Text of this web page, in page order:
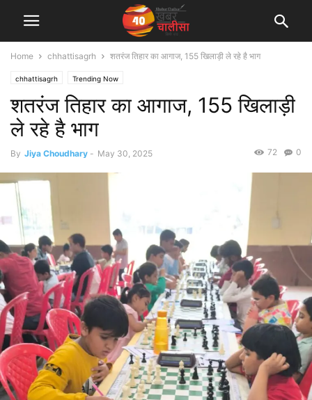
Home chhattisagrh शतरंज तिहार का आगाज, 155 खिलाड़ी ले रहे है भाग
chhattisagrh Trending Now
शतरंज तिहार का आगाज, 155 खिलाड़ी
ले रहे है भाग
By Jiya Choudhary - May 30, 2025 0
72